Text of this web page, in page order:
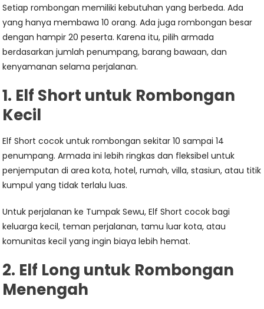
Setiap rombongan memiliki kebutuhan yang berbeda. Ada
yang hanya membawa 10 orang. Ada juga rombongan besar
dengan hampir 20 peserta. Karena itu, pilih armada
berdasarkan jumlah penumpang, barang bawaan, dan
kenyamanan selama perjalanan.
1. Elf Short untuk Rombongan
Kecil
Elf Short cocok untuk rombongan sekitar 10 sampai 14
penumpang. Armada ini lebih ringkas dan fleksibel untuk
penjemputan di area kota, hotel, rumah, villa, stasiun, atau titik
kumpul yang tidak terlalu luas.
Untuk perjalanan ke Tumpak Sewu, Elf Short cocok bagi
keluarga kecil, teman perjalanan, tamu luar kota, atau
komunitas kecil yang ingin biaya lebih hemat.
2. Elf Long untuk Rombongan
Menengah